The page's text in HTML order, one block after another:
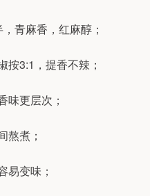
青麻香，红麻醇；
3:1，提香不辣；
更层次；
煮；
变味；